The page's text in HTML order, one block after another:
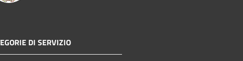
DI SERVIZIO